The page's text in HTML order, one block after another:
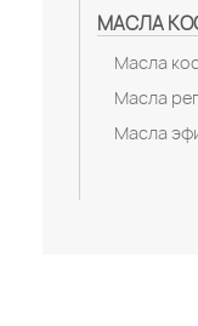
МАСЛА
Масла
Масла
Масла